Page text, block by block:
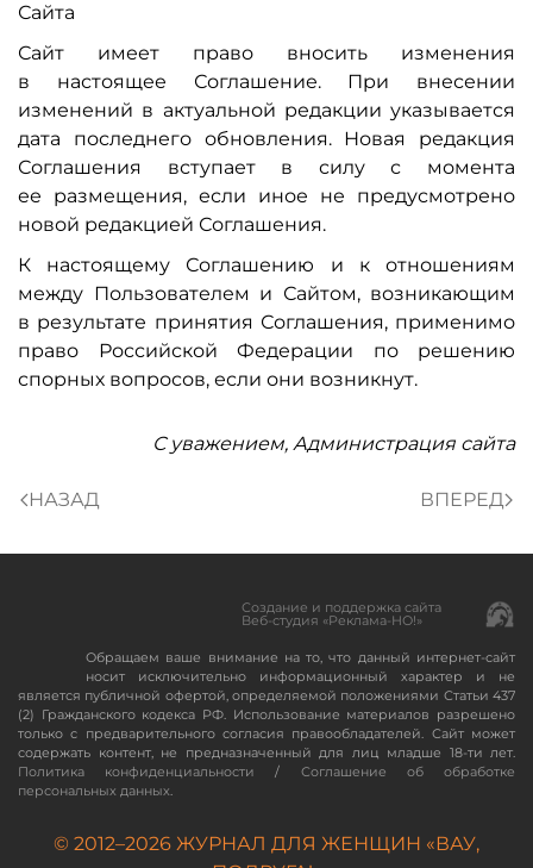
Сайта
Сайт имеет право вносить изменения
в настоящее Соглашение. При внесении
изменений в актуальной редакции указывается
дата последнего обновления. Новая редакция
Соглашения вступает в силу с момента
ее размещения, если иное не предусмотрено
новой редакцией Соглашения.
К настоящему Соглашению и к отношениям
между Пользователем и Сайтом, возникающим
в результате принятия Соглашения, применимо
право Российской Федерации по решению
спорных вопросов, если они возникнут.
С уважением, Администрация сайта
НАЗАД ВПЕРЕД
Создание и поддержка сайта
Веб-студия «Реклама-НО!»
Обращаем ваше внимание на то, что данный интернет-сайт
носит исключительно информационный характер и не
является публичной офертой, определяемой положениями Статьи 437
(2) Гражданского кодекса РФ. Использование материалов разрешено
только с предварительного согласия правообладателей. Сайт может
содержать контент, не предназначенный для лиц младше 18-ти лет.
Политика конфиденциальности / Соглашение об обработке
персональных данных.
© 2012–2026 ЖУРНАЛ ДЛЯ ЖЕНЩИН «ВАУ,